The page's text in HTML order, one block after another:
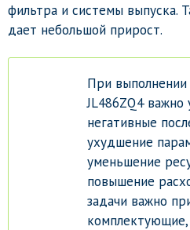
фильтра и системы выпуска.
дает небольшой прирост.
При
JL486ZQ4
негативные
ухудшение
уменьшение
повышение
задачи важно